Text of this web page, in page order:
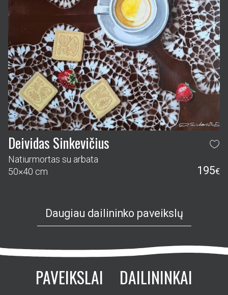
Deividas Sinkevičius
Natiurmortas su arbata
50×40 cm
195€
Daugiau dailininko paveikslų
PAVEIKSLAI
DAILININKAI